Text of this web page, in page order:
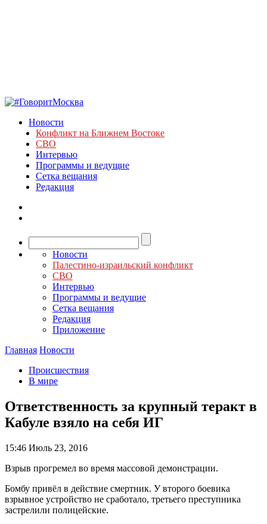
Новости
Конфликт на Ближнем Востоке
СВО
Интервью
Программы и ведущие
Сетка вещания
Редакция
Новости
Палестино-израильский конфликт
СВО
Интервью
Программы и ведущие
Сетка вещания
Редакция
Приложение
Главная Новости
Происшествия
В мире
Ответственность за крупный теракт в
Кабуле взяло на себя ИГ
15:46 Июль 23, 2016
Взрыв прогремел во время массовой демонстрации.
Бомбу привёл в действие смертник. У второго боевика
взрывное устройство не сработало, третьего преступника
застрелили полицейские.